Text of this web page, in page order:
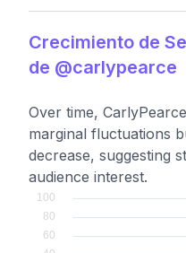
Crecimiento de
de @carlypearce
Over time,
marginal fluctuations
decrease, suggesting
audience interest.